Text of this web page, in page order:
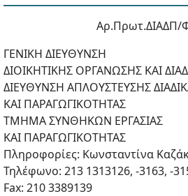
Αρ.Πρωτ.ΔΙΑΔΠ/
ΓΕΝΙΚΗ ΔΙΕΥΘΥΝΣΗ
ΔΙΟΙΚΗΤΙΚΗΣ ΟΡΓΑΝΩΣΗΣ ΚΑΙ
ΔΙΕΥΘΥΝΣΗ ΑΠΛΟΥΣΤΕΥΣΗΣ
ΚΑΙ ΠΑΡΑΓΩΓΙΚΟΤΗΤΑΣ
ΤΜΗΜΑ ΣΥΝΘΗΚΩΝ ΕΡΓΑΣΙΑΣ
ΚΑΙ ΠΑΡΑΓΩΓΙΚΟΤΗΤΑΣ
Πληροφορίες: Κωνσταντίνα
Τηλέφωνο: 213 1313126, -3163, -
Fax: 210 3389139